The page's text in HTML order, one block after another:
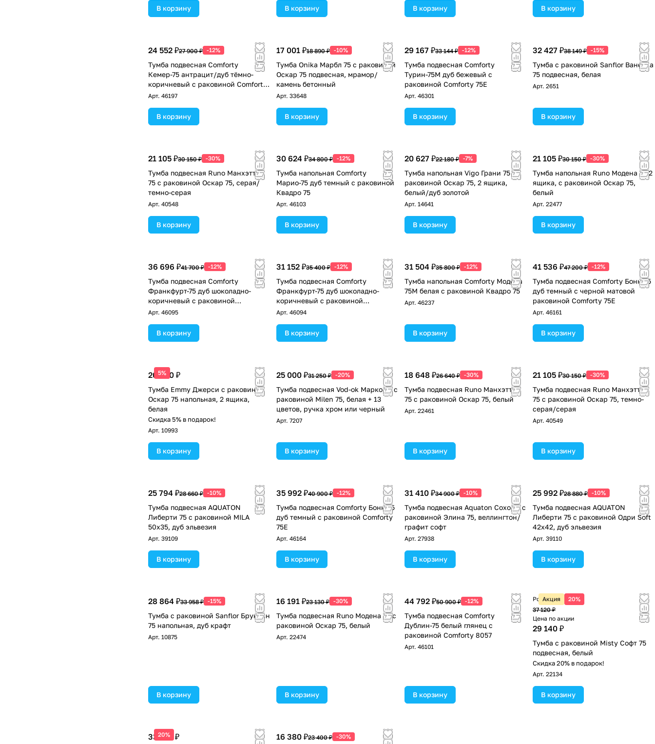
В корзину В корзину В корзину В корзину
24 552 ₽27 900 ₽ -12%
Тумба подвесная Comforty
Кемер-75 антрацит/дуб тёмно-
коричневый с раковиной Comforty
75E
Арт. 46197
В корзину
17 001 ₽18 890 ₽ -10%
Тумба Onika Марбл 75 с раковиной
Оскар 75 подвесная, мрамор/
камень бетонный
Арт. 33648
В корзину
29 167 ₽33 144 ₽ -12%
Тумба подвесная Comforty
Турин-75М дуб бежевый с
раковиной Comforty 75E
Арт. 46301
В корзину
32 427 ₽38 149 ₽ -15%
Тумба с раковиной Sanflor Ванесса
75 подвесная, белая
Арт. 2651
В корзину
21 105 ₽30 150 ₽ -30%
Тумба подвесная Runo Манхэттен
75 с раковиной Оскар 75, серая/
темно-серая
Арт. 40548
В корзину
30 624 ₽34 800 ₽ -12%
Тумба напольная Comforty
Марио-75 дуб темный с раковиной
Квадро 75
Арт. 46103
В корзину
20 627 ₽22 180 ₽ -7%
Тумба напольная Vigo Грани 75 с
раковиной Оскар 75, 2 ящика,
белый/дуб золотой
Арт. 14641
В корзину
21 105 ₽30 150 ₽ -30%
Тумба напольная Runo Модена 75 2
ящика, с раковиной Оскар 75,
белый
Арт. 22477
В корзину
36 696 ₽41 700 ₽ -12%
Тумба подвесная Comforty
Франкфурт-75 дуб шоколадно-
коричневый с раковиной
COMFORTY 75E черная матовая
Арт. 46095
В корзину
31 152 ₽35 400 ₽ -12%
Тумба подвесная Comforty
Франкфурт-75 дуб шоколадно-
коричневый с раковиной
COMFORTY 75E
Арт. 46094
В корзину
31 504 ₽35 800 ₽ -12%
Тумба напольная Comforty Модена
75M белая с раковиной Квадро 75
Арт. 46237
В корзину
41 536 ₽47 200 ₽ -12%
Тумба подвесная Comforty Бонн 75
дуб темный с черной матовой
раковиной Comforty 75E
Арт. 46161
В корзину
5%
20 090 ₽
Тумба Emmy Джерси с раковиной
Оскар 75 напольная, 2 ящика,
белая
Скидка 5% в подарок!
Арт. 10993
В корзину
25 000 ₽31 250 ₽ -20%
Тумба подвесная Vod-ok Марко 75 с
раковиной Milen 75, белая + 13
цветов, ручка хром или черный
Арт. 7207
В корзину
18 648 ₽26 640 ₽ -30%
Тумба подвесная Runo Манхэттен
75 с раковиной Оскар 75, белый
Арт. 22461
В корзину
21 105 ₽30 150 ₽ -30%
Тумба подвесная Runo Манхэттен
75 с раковиной Оскар 75, темно-
серая/серая
Арт. 40549
В корзину
25 794 ₽28 660 ₽ -10%
Тумба подвесная AQUATON
Либерти 75 с раковиной MILA
50х35, дуб эльвезия
Арт. 39109
В корзину
35 992 ₽40 900 ₽ -12%
Тумба подвесная Comforty Бонн-75
дуб темный с раковиной Comforty
75E
Арт. 46164
В корзину
31 410 ₽34 900 ₽ -10%
Тумба подвесная Aquaton Сохо 75 с
раковиной Элина 75, веллингтон/
графит софт
Арт. 27938
В корзину
25 992 ₽28 880 ₽ -10%
Тумба подвесная AQUATON
Либерти 75 с раковиной Одри Soft
42х42, дуб эльвезия
Арт. 39110
В корзину
28 864 ₽33 958 ₽ -15%
Тумба с раковиной Sanflor Бруклин
75 напольная, дуб крафт
Арт. 10875
В корзину
16 191 ₽23 130 ₽ -30%
Тумба подвесная Runo Модена 75 с
раковиной Оскар 75, белый
Арт. 22474
В корзину
44 792 ₽50 900 ₽ -12%
Тумба подвесная Comforty
Дублин-75 белый глянец с
раковиной Comforty 8057
Арт. 46101
В корзину
Акция 20%
Розничная цена
37 120 ₽
Цена по акции
29 140 ₽
Тумба с раковиной Misty Софт 75
подвесная, белый
Скидка 20% в подарок!
Арт. 22134
В корзину
20%
33 120 ₽ 16 380 ₽23 400 ₽ -30%